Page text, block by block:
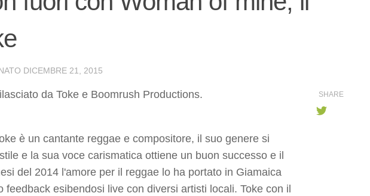
DICEMBRE 21, 2015
da Toke e Boomrush Productions.
è un cantante reggae e compositore, il suo genere si
e la sua voce carismatica ottiene un buon successo e il
del 2014 l'amore per il reggae lo ha portato in Giamaica
esibendosi live con diversi artisti locali. Toke con il
SHARE